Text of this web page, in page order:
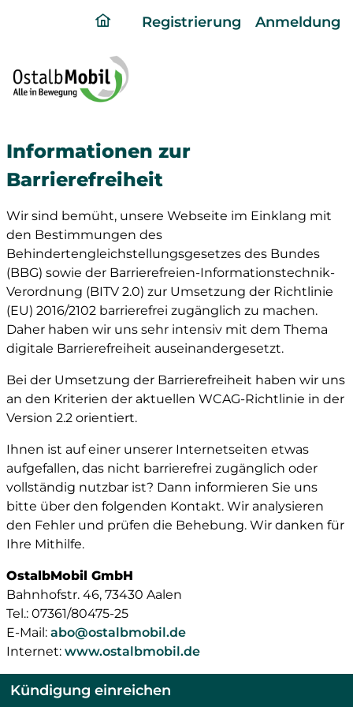
ding
page
Registrierung Anmeldung
Informationen zur
Barrierefreiheit
Wir sind bemüht, unsere Webseite im Einklang mit
den Bestimmungen des
Behindertengleichstellungsgesetzes des Bundes
(BBG) sowie der Barrierefreien-Informationstechnik-
Verordnung (BITV 2.0) zur Umsetzung der Richtlinie
(EU) 2016/2102 barrierefrei zugänglich zu machen.
Daher haben wir uns sehr intensiv mit dem Thema
digitale Barrierefreiheit auseinandergesetzt.
Bei der Umsetzung der Barrierefreiheit haben wir uns
an den Kriterien der aktuellen WCAG-Richtlinie in der
Version 2.2 orientiert.
Ihnen ist auf einer unserer Internetseiten etwas
aufgefallen, das nicht barrierefrei zugänglich oder
vollständig nutzbar ist? Dann informieren Sie uns
bitte über den folgenden Kontakt. Wir analysieren
den Fehler und prüfen die Behebung. Wir danken für
Ihre Mithilfe.
OstalbMobil GmbH
Bahnhofstr. 46, 73430 Aalen
Tel.: 07361/80475-25
E-Mail: abo@ostalbmobil.de
Internet: www.ostalbmobil.de
Kündigung einreichen